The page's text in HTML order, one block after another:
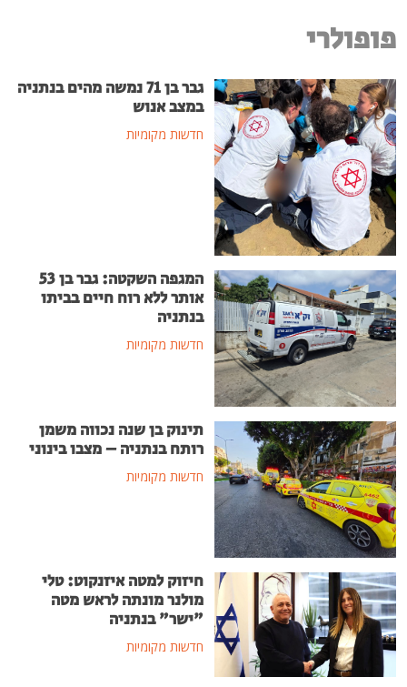
פופולרי
גבר בן 71 נמשה מהים בנתניה
במצב אנוש
חדשות מקומיות
המגפה השקטה: גבר בן 53
אותר ללא רוח חיים בביתו
בנתניה
חדשות מקומיות
תינוק בן שנה נכווה משמן
רותח בנתניה – מצבו בינוני
חדשות מקומיות
חיזוק למטה איזנקוט: טלי
מולנר מונתה לראש מטה
"ישר" בנתניה
חדשות מקומיות